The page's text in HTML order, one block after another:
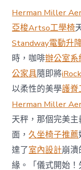
Herman Miller
亞梭Artso工學椅
Standway電動升
時，咖啡辦公室系
公家具隨即將
以柔性的美學護脊
Herman Miller
天秤，那個完美
面，久坐椅子推薦
達了室內設計崩潰
緣。「儀式開始！